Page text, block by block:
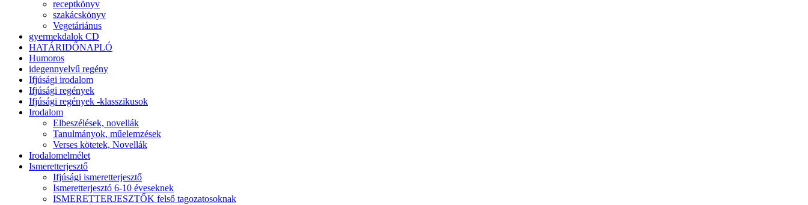
receptkönyv
szakácskönyv
Vegetáriánus
gyermekdalok CD
HATÁRIDŐNAPLÓ
Humoros
idegennyelvű regény
Ifjúsági irodalom
Ifjúsági regények
Ifjúsági regények -klasszikusok
Irodalom
Elbeszélések, novellák
Tanulmányok, műelemzések
Verses kötetek, Novellák
Irodalomelmélet
Ismeretterjesztő
Ifjúsági ismeretterjesztő
Ismeretterjesztó 6-10 éveseknek
ISMERETTERJESZTŐK felső tagozatosoknak